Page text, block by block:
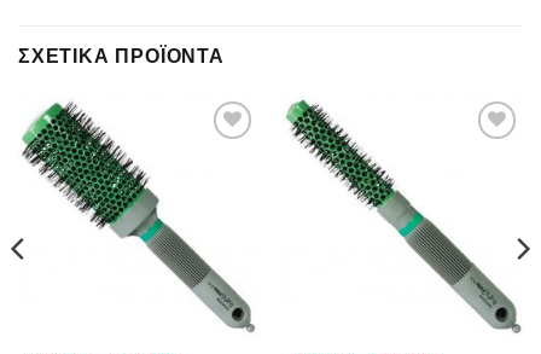
ΣΧΕΤΙΚΆ ΠΡΟΪΌΝΤΑ